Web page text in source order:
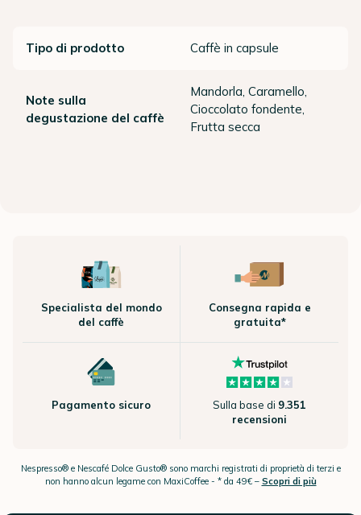
Tipo di prodotto Caffè in capsule
Note sulla
degustazione del caffè
Mandorla, Caramello,
Cioccolato fondente,
Frutta secca
Specialista del mondo
del caffè
Consegna rapida e
gratuita*
Pagamento sicuro Sulla base di 9.351
recensioni
Nespresso® e Nescafé Dolce Gusto® sono marchi registrati di proprietà di terzi e
non hanno alcun legame con MaxiCoffee - * da 49€ – Scopri di più